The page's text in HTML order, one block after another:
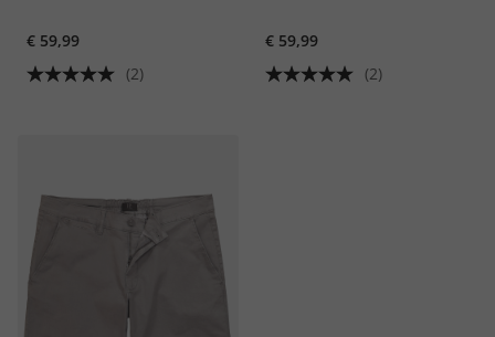
€ 59,99
(2)
€ 59,99
(2)